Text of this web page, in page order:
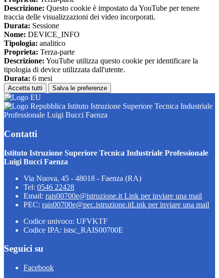
Descrizione: Questo cookie è impostato da YouTube per tenere
traccia delle visualizzazioni dei video incorporati.
Durata: Sessione
Nome: DEVICE_INFO
Tipologia: analitico
Proprieta: Terza-parte
Descrizione: YouTube utilizza questo cookie per identificare la
tipologia di device utilizzata dall'utente.
Durata: 6 mesi
Accetta tutti Salva le preferenze
Istituto Istruzione Superiore Tecnica Industriale
Professionale Luigi Bucci Faenza
Contatti
Istituto Istruzione Superiore Tecnica Industriale Professionale
Luigi Bucci Faenza
Via Nuova, 45 - 48018 - Faenza (RA)
Tel: 0546 22428
Email: rais00700e@istruzione.it Link per inviare una mail
PEC: rais00700e@pec.istruzione.itLink per inviare una mail
Codice univoco: UFVKTF
Codice IPA: istsc_RAIS00700E
Seguici su
Facebook